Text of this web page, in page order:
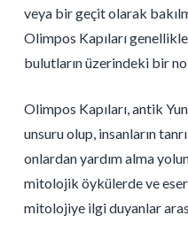
veya bir geçit olarak
Olimpos Kapıları
bulutların üzerindeki bir
Olimpos Kapıları, antik
unsuru olup, insanların
onlardan yardım alma
mitolojik öykülerde ve
mitolojiye ilgi duyanlar